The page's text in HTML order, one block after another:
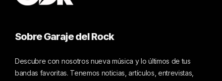
Sobre Garaje del Rock
Descubre con nosotros nueva música y lo últimos de tus
bandas favoritas. Tenemos noticias, artículos, entrevistas,